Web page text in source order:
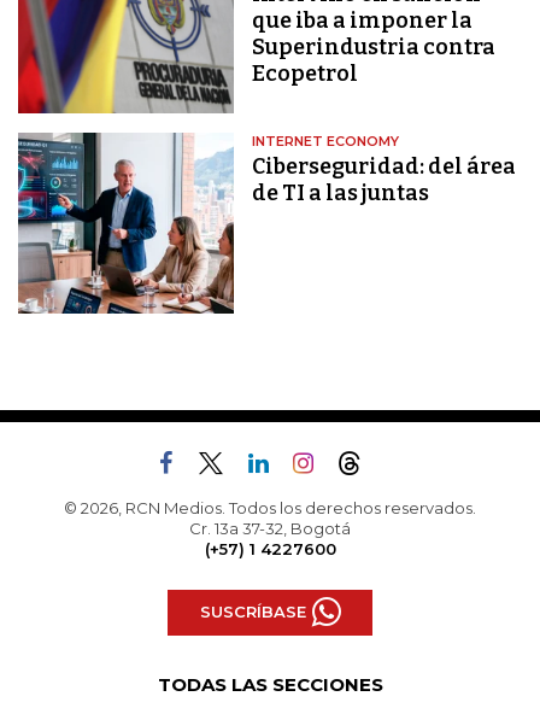
que iba a imponer la
Superindustria contra
Ecopetrol
INTERNET ECONOMY
Ciberseguridad: del área
de TI a las juntas
© 2026, RCN Medios. Todos los derechos reservados.
Cr. 13a 37-32, Bogotá
(+57) 1 4227600
SUSCRÍBASE
TODAS LAS SECCIONES